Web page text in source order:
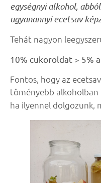
egységnyi alkohol,
ugyanannyi ecetsav
Tehát nagyon
10% cukoroldat > 5%
Fontos, hogy az
töményebb alkoholban
ha ilyennel dolgozunk,